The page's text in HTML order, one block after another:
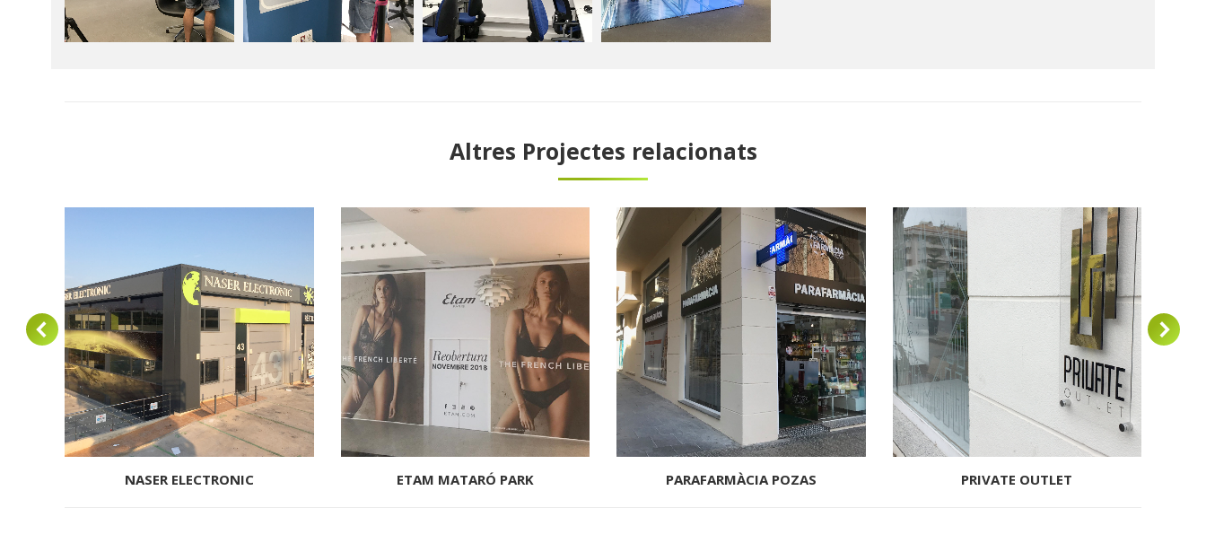
Altres Projectes relacionats
NASER ELECTRONIC ETAM MATARÓ PARK PARAFARMÀCIA POZAS PRIVATE OUTLET